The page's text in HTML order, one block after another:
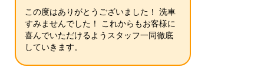
この度はありがとうございました！ 洗車
すみませんでした！ これからもお客様に
喜んでいただけるようスタッフ一同徹底
していきます。